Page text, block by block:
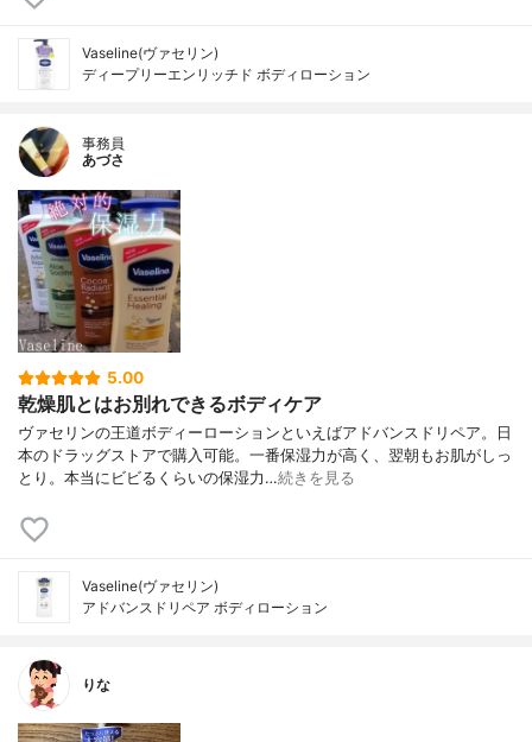
Vaseline(ヴァセリン)
ディープリーエンリッチド ボディローション
事務員
あづさ
5.00
乾燥肌とはお別れできるボディケア
ヴァセリンの王道ボディーローションといえばアドバンスドリペア。日
本のドラッグストアで購入可能。一番保湿力が高く、翌朝もお肌がしっ
とり。本当にビビるくらいの保湿力…続きを見る
Vaseline(ヴァセリン)
アドバンスドリペア ボディローション
りな